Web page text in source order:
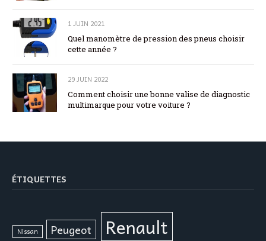
1 JUIN 2021
Quel manomètre de pression des pneus choisir
cette année ?
29 JUIN 2022
Comment choisir une bonne valise de diagnostic
multimarque pour votre voiture ?
ÉTIQUETTES
Nissan Peugeot Renault